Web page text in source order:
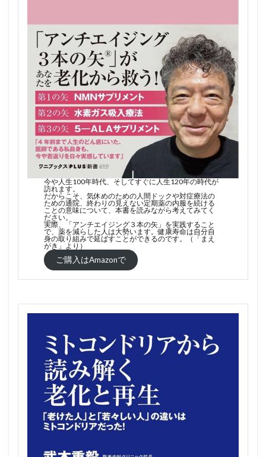
今や人生100年時代、そしてすぐに人生120年の時代が
訪れます。
だからこそ、気休めのための人間ドックや対症療法の
ための通院、終わりの見えない定期薬の内服を続ける
ことの意味について、本書を読みながら考えてみてく
ださい。
実際、「アンチエイジング３本の矢」を実践すること
で、薬を減らした人は大勢います。健康寿命は自分自
身の取り組みで延ばすことができるのです。（「まえ
がき」より）
ご購入はAmazonで